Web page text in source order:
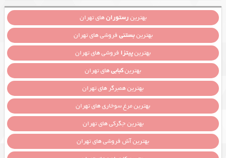
بهترینرستورانهای تهران
بهترینبستنی فروشی های تهران
بهترینپیتزا فروشی های تهران
بهترینکبابیهای تهران
بهترین همبرگر های تهران
بهترین مرغ سوخاری های تهران
بهترین جگرکی های تهران
بهترین آش فروشی های تهران